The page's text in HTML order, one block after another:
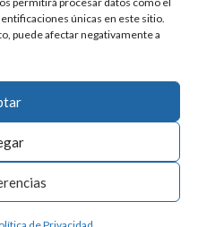
únicas en este sitio.
puede afectar negativamente a